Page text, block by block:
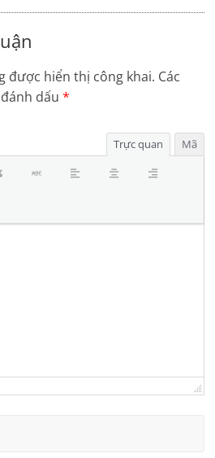
được hiển thị công khai. Các
dấu*
Trực quan Mã